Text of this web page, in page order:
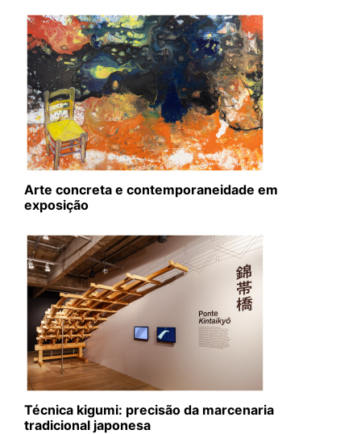
Arte concreta e contemporaneidade em
exposição
Técnica kigumi: precisão da marcenaria
tradicional japonesa